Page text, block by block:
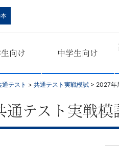
向け 中学生向け
通テスト > 共通テスト実戦模試 > 2027年
通テスト実戦模